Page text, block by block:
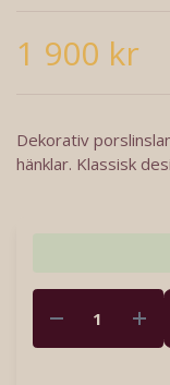
1 900 kr
Dekorativ
hänklar. Klassisk